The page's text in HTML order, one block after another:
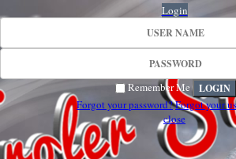
Login
Remember Me
Forgot your password?Forgot your
close